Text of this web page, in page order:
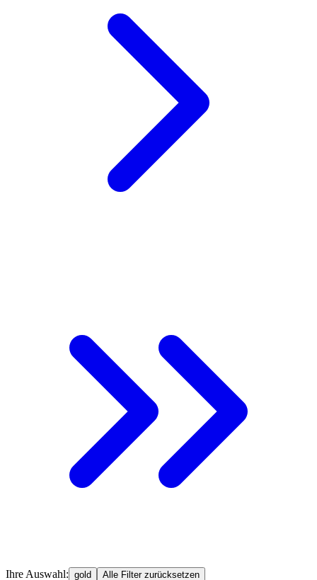
Ihre Auswahl: gold Alle Filter zurücksetzen